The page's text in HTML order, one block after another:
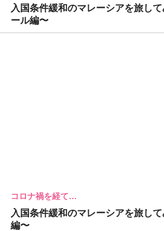
入国条件緩和のマレーシアを旅し
ール編〜
コロナ禍を経て…
入国条件緩和のマレーシアを旅し
編〜